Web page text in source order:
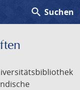
search Suchen